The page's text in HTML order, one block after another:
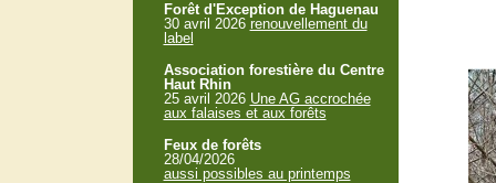
Forêt d'Exception de Haguenau
30 avril 2026 renouvellement du
label
Association forestière du Centre
Haut Rhin
25 avril 2026 Une AG accrochée
aux falaises et aux forêts
Feux de forêts
28/04/2026
aussi possibles au printemps